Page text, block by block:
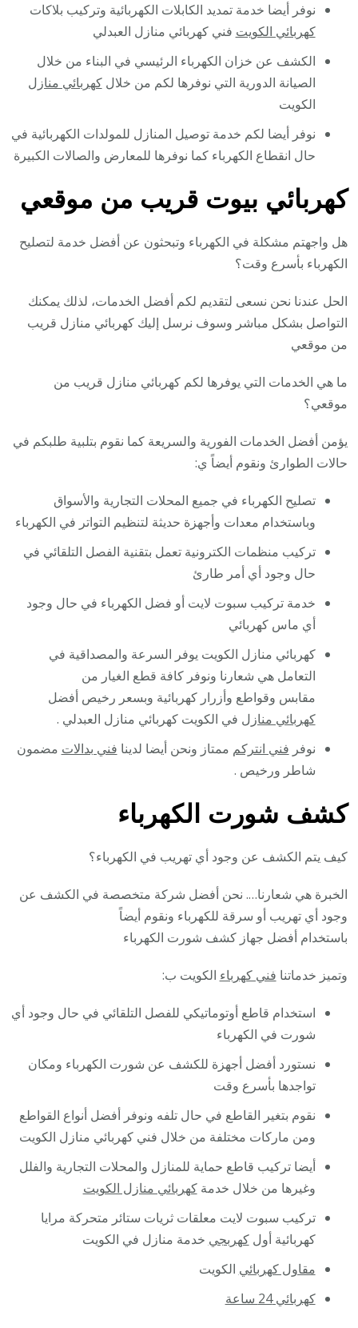
نوفر أيضا خدمة تمديد الكابلات الكهربائية وتركيب بلاكات
كهربائي الكويت فني كهربائي منازل العبدلي
الكشف عن خزان الكهرباء الرئيسي في البناء من خلال
الصيانة الدورية التي نوفرها لكم من خلالكهربائي منازل
الكويت
نوفر أيضا لكم خدمة توصيل المنازل للمولدات الكهربائية في
حال انقطاع الكهرباء كما نوفرها للمعارض والصالات الكبيرة
كهربائي بيوت قريب من موقعي
هل واجهتم مشكلة في الكهرباء وتبحثون عن أفضل خدمة لتصليح
الكهرباء بأسرع وقت؟
الحل عندنا نحن نسعى لتقديم لكم أفضل الخدمات، لذلك يمكنك
التواصل بشكل مباشر وسوف نرسل إليك كهربائي منازل قريب
من موقعي
ما هي الخدمات التي يوفرها لكم كهربائي منازل قريب من
موقعي؟
يؤمن أفضل الخدمات الفورية والسريعة كما نقوم بتلبية طلبكم في
حالات الطوارئ ونقوم أيضاً ي:
تصليح الكهرباء في جميع المحلات التجارية والأسواق
وباستخدام معدات وأجهزة حديثة لتنظيم التواتر في الكهرباء
تركيب منظمات الكترونية تعمل بتقنية الفصل التلقائي في
حال وجود أي أمر طارئ
خدمة تركيب سبوت لايت أو فضل الكهرباء في حال وجود
أي ماس كهربائي
كهربائي منازل الكويت يوفر السرعة والمصداقية في
التعامل هي شعارنا ونوفر كافة قطع الغيار من
مقابس وقواطع وأزرار كهربائية وبسعر رخيص أفضل
كهربائي منازل في الكويت كهربائي منازل العبدلي .
نوفر فني انتركم ممتاز ونحن أيضا لدينا فني بدالات مضمون
شاطر ورخيص .
كشف شورت الكهرباء
كيف يتم الكشف عن وجود أي تهريب في الكهرباء؟
الخبرة هي شعارنا…. نحن أفضل شركة متخصصة في الكشف عن
وجود أي تهريب أو سرقة للكهرباء ونقوم أيضاً
باستخدام أفضل جهاز كشف شورت الكهرباء
وتميز خدماتنا فني كهرباء الكويت ب:
استخدام قاطع أوتوماتيكي للفصل التلقائي في حال وجود أي
شورت في الكهرباء
نستورد أفضل أجهزة للكشف عن شورت الكهرباء ومكان
تواجدها بأسرع وقت
نقوم بتغير القاطع في حال تلفه ونوفر أفضل أنواع القواطع
ومن ماركات مختلفة من خلال فني كهربائي منازل الكويت
أيضا تركيب قاطع حماية للمنازل والمحلات التجارية والفلل
وغيرها من خلال خدمةكهربائي منازل الكويت
تركيب سبوت لايت معلقات ثريات ستائر متحركة مرايا
كهربائية أولكهربجي خدمة منازل في الكويت
مقاول كهربائي الكويت
كهربائي 24 ساعة